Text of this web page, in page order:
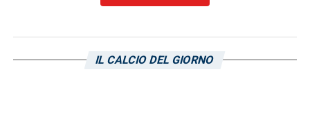
IL CALCIO DEL GIORNO